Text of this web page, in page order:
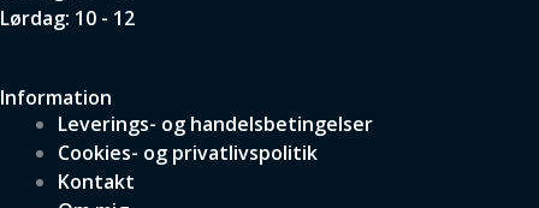
Lørdag: 10 - 12
Information
Leverings- og handelsbetingelser
Cookies- og privatlivspolitik
Kontakt